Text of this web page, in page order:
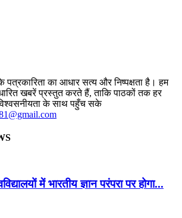
पत्रकारिता का आधार सत्य और निष्पक्षता है। हम
खबरें प्रस्तुत करते हैं, ताकि पाठकों तक हर
विश्वसनीयता के साथ पहुँच सके
में भारतीय ज्ञान परंपरा पर होगा...